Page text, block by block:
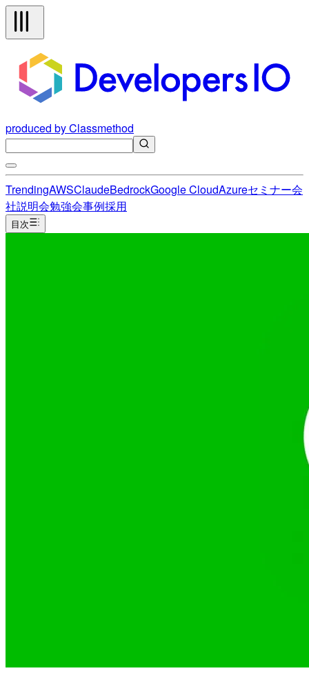
produced by Classmethod
TrendingAWSClaudeBedrockGoogle CloudAzureセミナー会
社説明会勉強会事例採用
目次